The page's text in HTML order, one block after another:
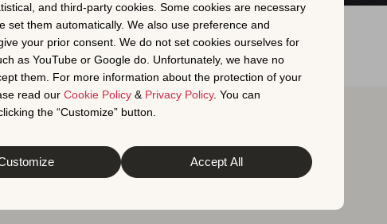
and third-party cookies. Some cookies are necessary
them automatically. We also use preference and
your prior consent. We do not set cookies ourselves for
as YouTube or Google do. Unfortunately, we have no
them. For more information about the protection of your
read our Cookie Policy & Privacy Policy. You can
the “Customize” button.
Accept All
든 기능 보기
기능 비교